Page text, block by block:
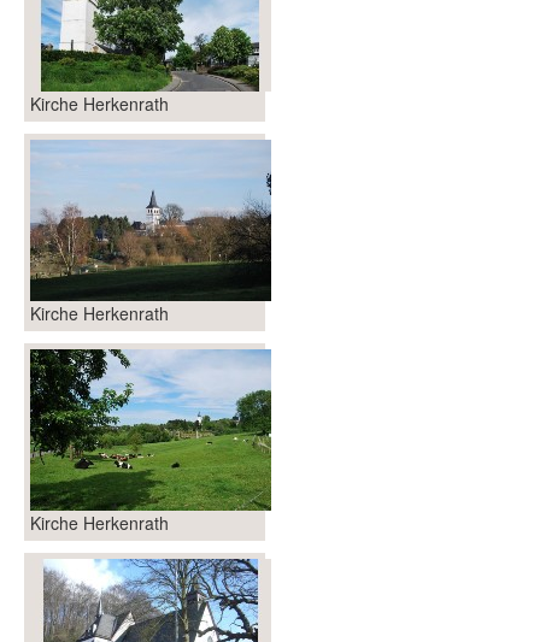
Kirche Herkenrath
Kirche Herkenrath
Kirche Herkenrath